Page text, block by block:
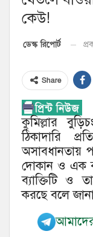
কেউ!
ডেস্ক রিপোর্ট
Share
কুমিল্লার
ঠিকাদারি
অসাবধানতায়
দোকান ও এক
ব্যাক্তিটি ও
করছে বলে